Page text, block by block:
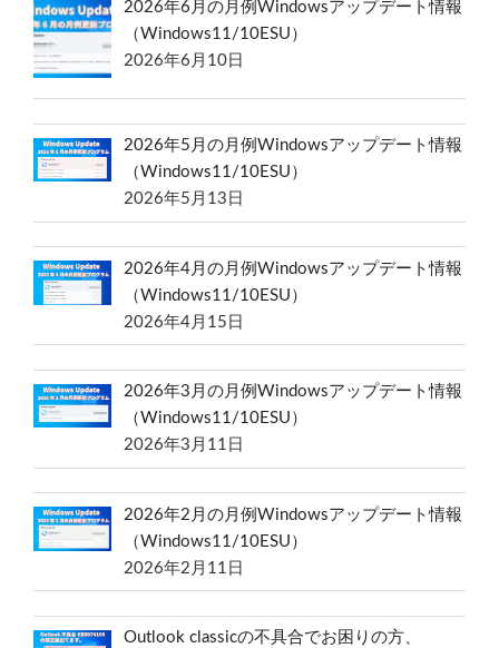
2026年6月の月例Windowsアップデート情報
（Windows11/10ESU）
2026年6月10日
2026年5月の月例Windowsアップデート情報
（Windows11/10ESU）
2026年5月13日
2026年4月の月例Windowsアップデート情報
（Windows11/10ESU）
2026年4月15日
2026年3月の月例Windowsアップデート情報
（Windows11/10ESU）
2026年3月11日
2026年2月の月例Windowsアップデート情報
（Windows11/10ESU）
2026年2月11日
Outlook classicの不具合でお困りの方、